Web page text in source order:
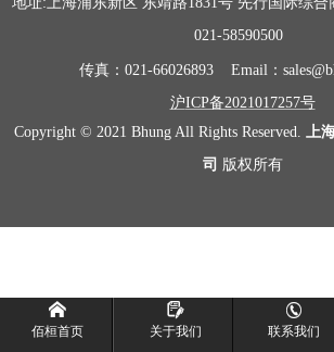
021-58590500
传真： 021-66026893 Email：
沪ICP备2021017257号
Copyright © 2021 Bhung All Rights Reserved.
上
司
版权所有

佰桓首页

关于我们

联系我们